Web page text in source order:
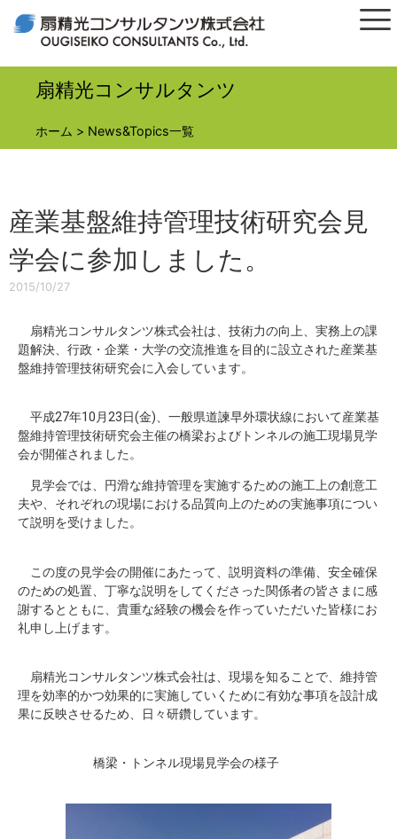
扇精光コンサルタンツ
ホーム > News&Topics一覧
産業基盤維持管理技術研究会見
学会に参加しました。
2015/10/27
扇精光コンサルタンツ株式会社は、技術力の向上、実務上の課
題解決、行政・企業・大学の交流推進を目的に設立された産業基
盤維持管理技術研究会に入会しています。
平成27年10月23日(金)、一般県道諫早外環状線において産業基
盤維持管理技術研究会主催の橋梁およびトンネルの施工現場見学
会が開催されました。
見学会では、円滑な維持管理を実施するための施工上の創意工
夫や、それぞれの現場における品質向上のための実施事項につい
て説明を受けました。
この度の見学会の開催にあたって、説明資料の準備、安全確保
のための処置、丁寧な説明をしてくださった関係者の皆さまに感
謝するとともに、貴重な経験の機会を作っていただいた皆様にお
礼申し上げます。
扇精光コンサルタンツ株式会社は、現場を知ることで、維持管
理を効率的かつ効果的に実施していくために有効な事項を設計成
果に反映させるため、日々研鑽しています。
橋梁・トンネル現場見学会の様子